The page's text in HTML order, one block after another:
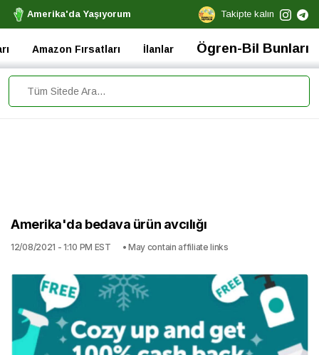
Amerika'da Yaşıyorum Takipte kalın
Amazon Fırsatları İlanlar Ögren-Bil Bunları
Amerika'da bedava ürün avcılığı
12/08/2021 - 1:10 PM EST • May contain affiliate links